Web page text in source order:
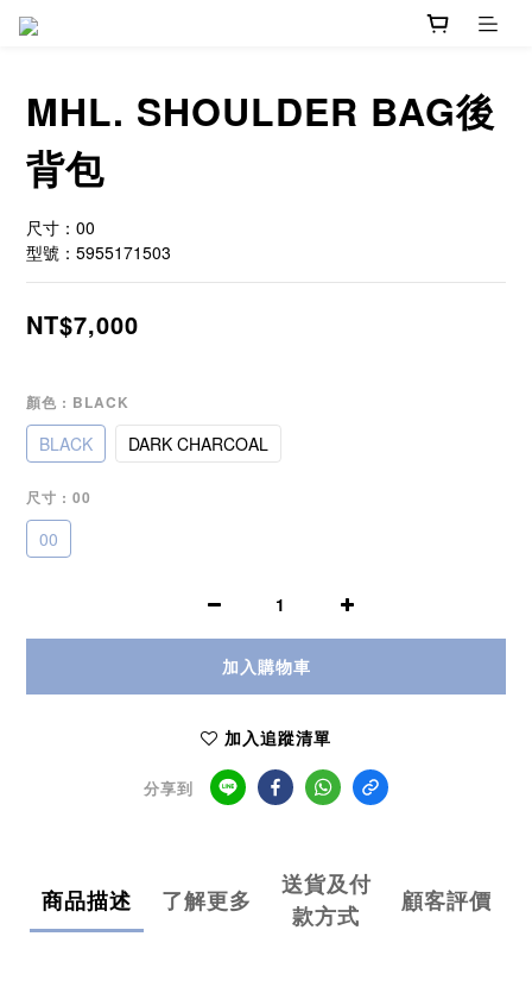
MHL. SHOULDER BAG後
背包
尺寸：00
型號：5955171503
NT$7,000
顏色 : BLACK
BLACK DARK CHARCOAL
尺寸 : 00
00
加入購物車
加入追蹤清單
分享到
商品描述 了解更多
送貨及付
款方式
顧客評價